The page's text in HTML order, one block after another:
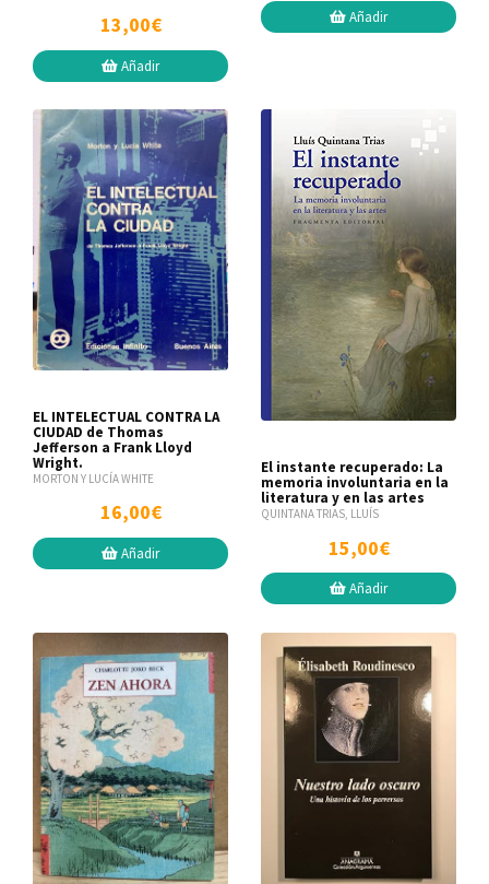
13,00€
Añadir
Añadir
EL INTELECTUAL CONTRA LA
CIUDAD de Thomas
Jefferson a Frank Lloyd
Wright.
MORTON Y LUCÍA WHITE
16,00€
Añadir
El instante recuperado: La
memoria involuntaria en la
literatura y en las artes
QUINTANA TRIAS, LLUÍS
15,00€
Añadir